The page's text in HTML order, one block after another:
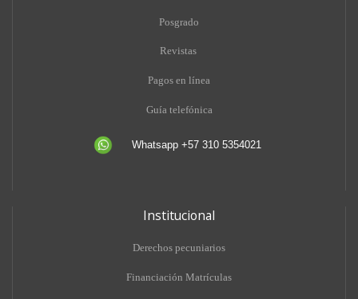
Posgrado
Revistas
Pagos en línea
Guía telefónica
Whatsapp +57 310 5354021
Institucional
Derechos pecuniarios
Financiación Matrículas